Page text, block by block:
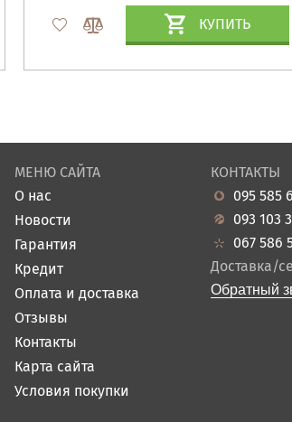
КУПИТЬ
МЕНЮ САЙТА
О нас
Новости
Гарантия
Кредит
Оплата и доставка
Отзывы
Контакты
Карта сайта
Условия покупки
КОНТАКТЫ
095 585
093 103
067 586
Доставка/
Обратный